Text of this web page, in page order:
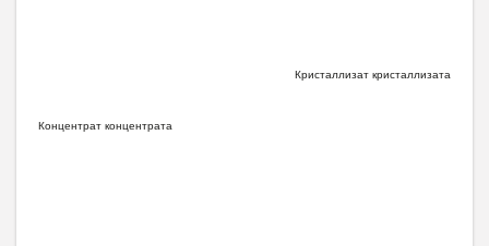
Кристаллизат кристаллизата
Концентрат концентрата